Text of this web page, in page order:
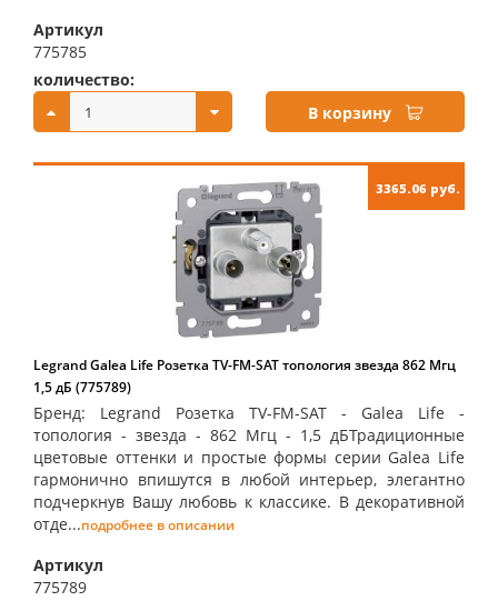
Артикул
775785
количество:
В корзину
3365.06 руб.
Legrand Galea Life Розетка TV-FM-SAT топология звезда 862 Мгц
1,5 дБ (775789)
Бренд: Legrand Розетка TV-FM-SAT - Galea Life -
топология - звезда - 862 Мгц - 1,5 дБТрадиционные
цветовые оттенки и простые формы серии Galea Life
гармонично впишутся в любой интерьер, элегантно
подчеркнув Вашу любовь к классике. В декоративной
отде...подробнее в описании
Артикул
775789